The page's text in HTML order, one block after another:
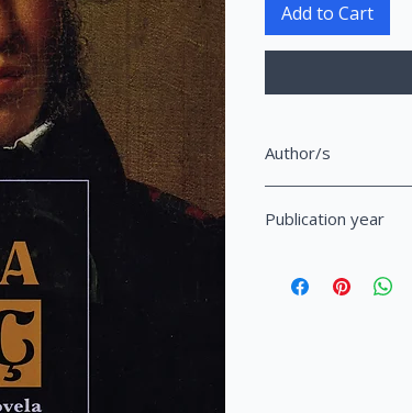
Add to Cart
Author/s
Publication year